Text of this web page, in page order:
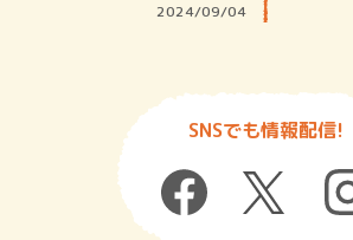
2024/09/04
SNSでも情報配信!